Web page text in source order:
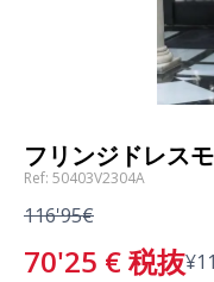
フリンジドレス
Ref: 50403V2304A
116'95€
70'25 €税抜¥